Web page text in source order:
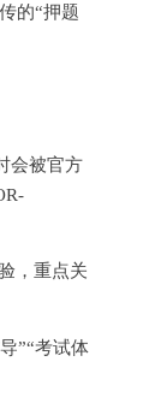
的“押题
会被官方
，重点关
”“考试体